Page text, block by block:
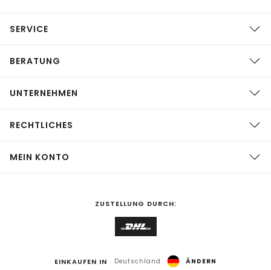
SERVICE
BERATUNG
UNTERNEHMEN
RECHTLICHES
MEIN KONTO
ZUSTELLUNG DURCH:
EINKAUFEN IN Deutschland ÄNDERN